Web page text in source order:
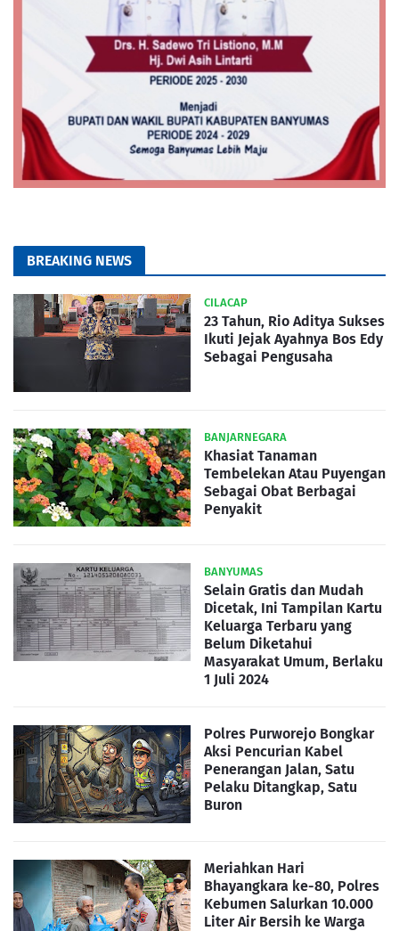
BREAKING NEWS
CILACAP
23 Tahun, Rio Aditya Sukses
Ikuti Jejak Ayahnya Bos Edy
Sebagai Pengusaha
BANJARNEGARA
Khasiat Tanaman
Tembelekan Atau Puyengan
Sebagai Obat Berbagai
Penyakit
BANYUMAS
Selain Gratis dan Mudah
Dicetak, Ini Tampilan Kartu
Keluarga Terbaru yang
Belum Diketahui
Masyarakat Umum, Berlaku
1 Juli 2024
Polres Purworejo Bongkar
Aksi Pencurian Kabel
Penerangan Jalan, Satu
Pelaku Ditangkap, Satu
Buron
Meriahkan Hari
Bhayangkara ke-80, Polres
Kebumen Salurkan 10.000
Liter Air Bersih ke Warga